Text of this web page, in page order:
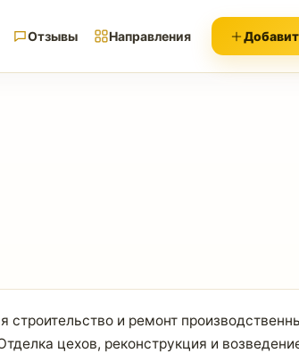
Отзывы Направления
и ремонт
цехов, реконструкция и